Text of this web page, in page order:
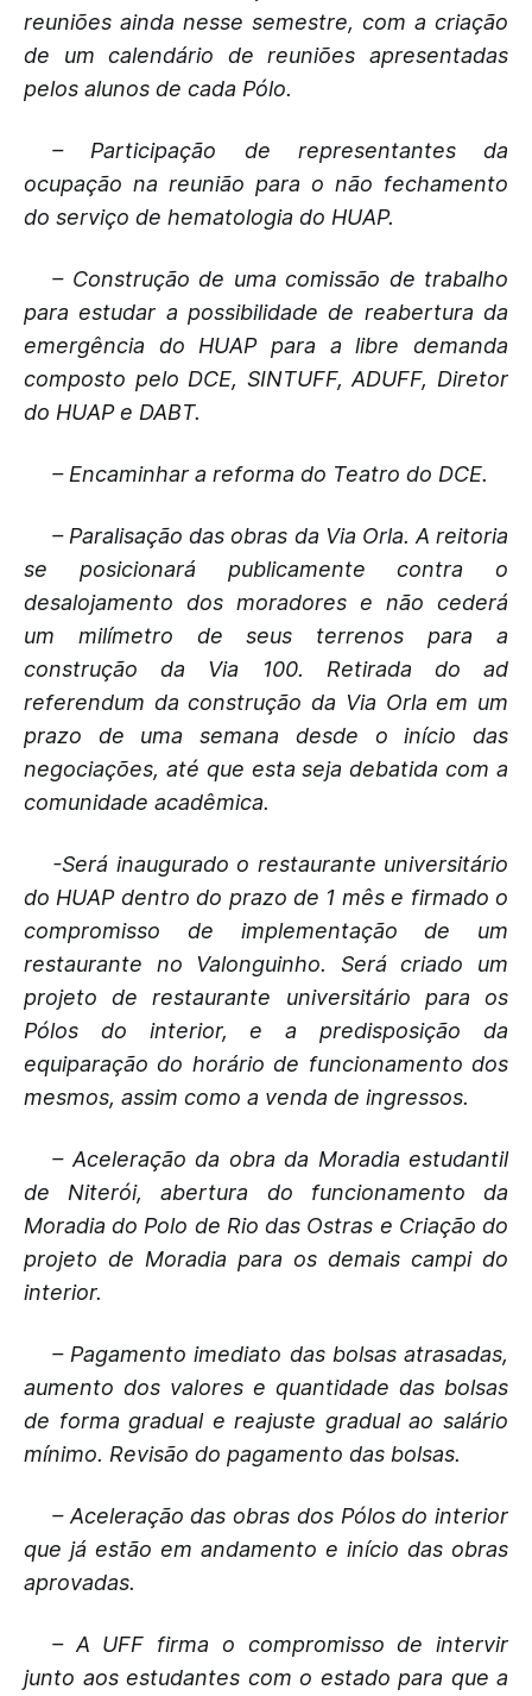
reuniões ainda nesse semestre, com a criação
de um calendário de reuniões apresentadas
pelos alunos de cada Pólo.
– Participação de representantes da
ocupação na reunião para o não fechamento
do serviço de hematologia do HUAP.
– Construção de uma comissão de trabalho
para estudar a possibilidade de reabertura da
emergência do HUAP para a libre demanda
composto pelo DCE, SINTUFF, ADUFF, Diretor
do HUAP e DABT.
– Encaminhar a reforma do Teatro do DCE.
– Paralisação das obras da Via Orla. A reitoria
se posicionará publicamente contra o
desalojamento dos moradores e não cederá
um milímetro de seus terrenos para a
construção da Via 100. Retirada do ad
referendum da construção da Via Orla em um
prazo de uma semana desde o início das
negociações, até que esta seja debatida com a
comunidade acadêmica.
-Será inaugurado o restaurante universitário
do HUAP dentro do prazo de 1 mês e firmado o
compromisso de implementação de um
restaurante no Valonguinho. Será criado um
projeto de restaurante universitário para os
Pólos do interior, e a predisposição da
equiparação do horário de funcionamento dos
mesmos, assim como a venda de ingressos.
– Aceleração da obra da Moradia estudantil
de Niterói, abertura do funcionamento da
Moradia do Polo de Rio das Ostras e Criação do
projeto de Moradia para os demais campi do
interior.
– Pagamento imediato das bolsas atrasadas,
aumento dos valores e quantidade das bolsas
de forma gradual e reajuste gradual ao salário
mínimo. Revisão do pagamento das bolsas.
– Aceleração das obras dos Pólos do interior
que já estão em andamento e início das obras
aprovadas.
– A UFF firma o compromisso de intervir
junto aos estudantes com o estado para que a